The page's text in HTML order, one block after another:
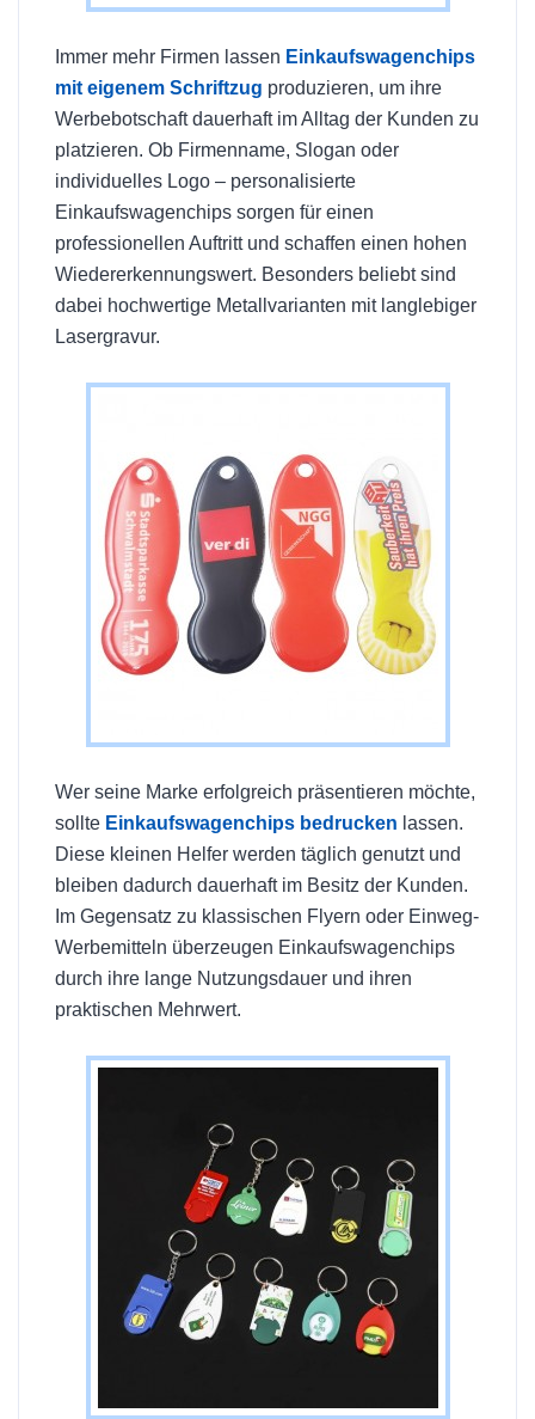
Immer mehr Firmen lassen Einkaufswagenchips
mit eigenem Schriftzug produzieren, um ihre
Werbebotschaft dauerhaft im Alltag der Kunden zu
platzieren. Ob Firmenname, Slogan oder
individuelles Logo – personalisierte
Einkaufswagenchips sorgen für einen
professionellen Auftritt und schaffen einen hohen
Wiedererkennungswert. Besonders beliebt sind
dabei hochwertige Metallvarianten mit langlebiger
Lasergravur.
Wer seine Marke erfolgreich präsentieren möchte,
sollte Einkaufswagenchips bedrucken lassen.
Diese kleinen Helfer werden täglich genutzt und
bleiben dadurch dauerhaft im Besitz der Kunden.
Im Gegensatz zu klassischen Flyern oder Einweg-
Werbemitteln überzeugen Einkaufswagenchips
durch ihre lange Nutzungsdauer und ihren
praktischen Mehrwert.